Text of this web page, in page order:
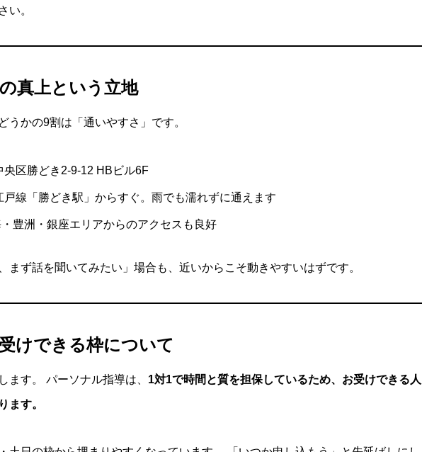
い。
真上という立地
うかの9割は「通いやすさ」です。
央区勝どき2-9-12 HBビル6F
戸線「勝どき駅」からすぐ。雨でも濡れずに通えます
豊洲・銀座エリアからのアクセスも良好
まず話を聞いてみたい」場合も、近いからこそ動きやすいはずです。
けできる枠について
ます。 パーソナル指導は、 1対1で時間と質を担保しているため、お受けできる人
ます。